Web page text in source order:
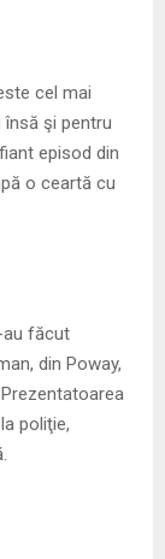
cel mai
şi pentru
episod din
o ceartă cu
au făcut
din Poway,
poliţie,